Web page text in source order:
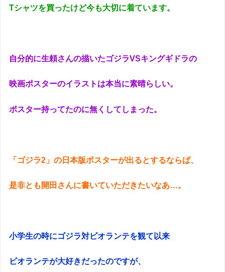
Tシャツを買ったけど今も大切に着ています。
自分的に生頼さんの描いたゴジラVSキングギドラの
映画ポスターのイラストは本当に素晴らしい。
ポスター持ってたのに無くしてしまった。
「ゴジラ2」の日本版ポスターが出るとするならば、
是非とも開田さんに書いていただきたいなあ…。
小学生の時にゴジラ対ビオランテを観て以来
ビオランテが大好きだったのですが、